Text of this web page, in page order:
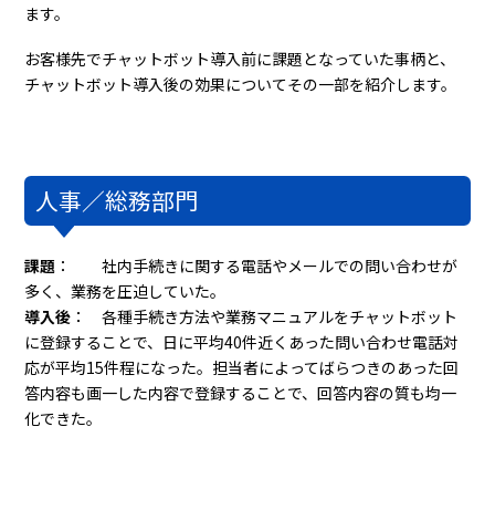
ます。
お客様先でチャットボット導入前に課題となっていた事柄と、
チャットボット導入後の効果についてその一部を紹介します。
人事／総務部門
課題 ： 社内手続きに関する電話やメールでの問い合わせが
多く、業務を圧迫していた。
導入後 ： 各種手続き方法や業務マニュアルをチャットボット
に登録することで、日に平均40件近くあった問い合わせ電話対
応が平均15件程になった。担当者によってばらつきのあった回
答内容も画一した内容で登録することで、回答内容の質も均一
化できた。